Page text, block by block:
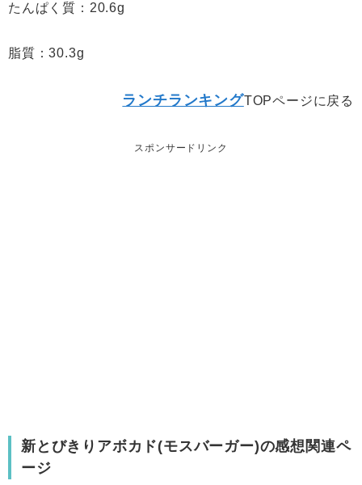
たんぱく質：20.6g
脂質：30.3g
ランチランキングTOPページに戻る
スポンサードリンク
新とびきりアボカド(モスバーガー)の感想関連ペ
ージ